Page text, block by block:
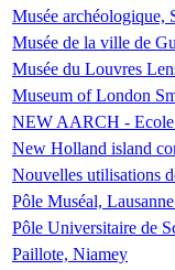
Musée archéologique,
Musée de la ville de
Musée du Louvres
Museum of London
NEW AARCH - Ecole
New Holland island
Nouvelles utilisations
Pôle Muséal,
Pôle Universitaire de
Paillote, Niamey